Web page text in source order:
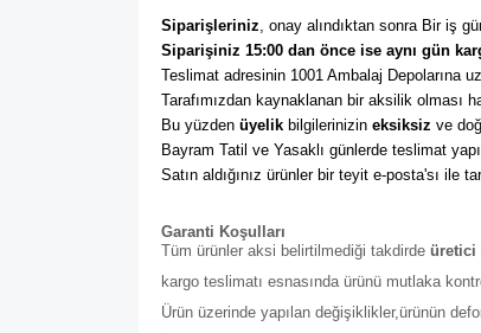
Siparişleriniz, onay alındıktan sonra Bir iş
Siparişiniz 15:00 dan önce ise aynı gün
Teslimat adresinin 1001 Ambalaj Depolarına
Tarafımızdan kaynaklanan bir aksilik olması
Bu yüzden üyelik bilgilerinizin eksiksiz ve
Bayram Tatil ve Yasaklı günlerde teslimat
Satın aldığınız ürünler bir teyit e-posta'sı ile
Garanti Koşulları
Tüm ürünler aksi belirtilmediği takdirde üretici
kargo teslimatı esnasında ürünü mutlaka
Ürün üzerinde yapılan değişiklikler,ürünün